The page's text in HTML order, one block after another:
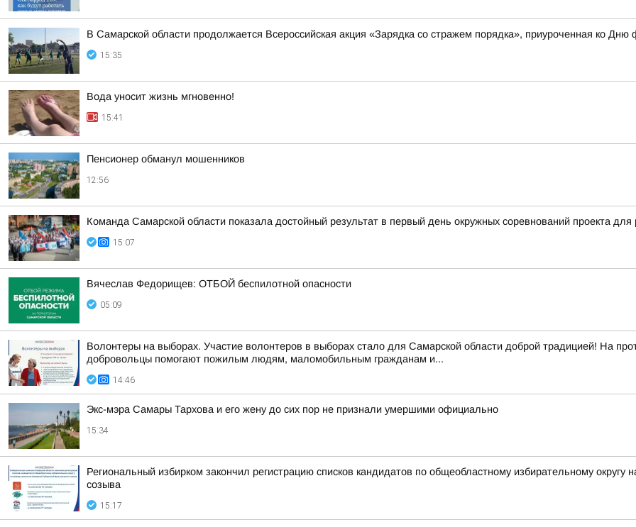
В Самарской области продолжается Всероссийская акция «Зарядка со стражем порядка», приуроченная ко Дню
15:35
Вода уносит жизнь мгновенно!
15:41
Пенсионер обманул мошенников
12:56
Команда Самарской области показала достойный результат в первый день окружных соревнований проекта
15:07
Вячеслав Федорищев: ОТБОЙ беспилотной опасности
05:09
Волонтеры на выборах. Участие волонтеров в выборах стало для Самарской области доброй традицией! На
добровольцы помогают пожилым людям, маломобильным гражданам и...
14:46
Экс-мэра Самары Тархова и его жену до сих пор не признали умершими официально
15:34
Региональный избирком закончил регистрацию списков кандидатов по общеобластному избирательному
созыва
15:17